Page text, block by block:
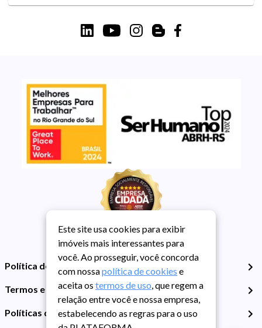
Política de Privacidade
Termos e Condições de Uso
Políticas de Cookies
Este site usa cookies para exibir
imóveis mais interessantes para
você. Ao prosseguir, você concorda
com nossapolítica de cookies e
aceita os termos de uso, que regem a
relação entre você e nossa empresa,
estabelecendo as regras para o uso